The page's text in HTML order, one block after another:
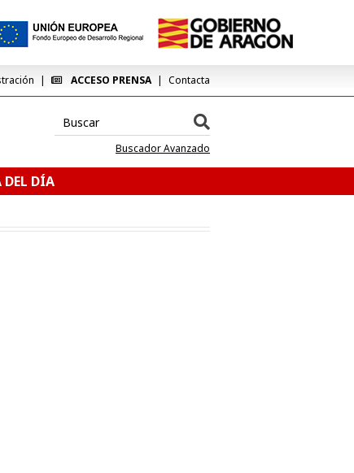
ACCESO PRENSA Contacta
Buscador Avanzado
DEL DÍA